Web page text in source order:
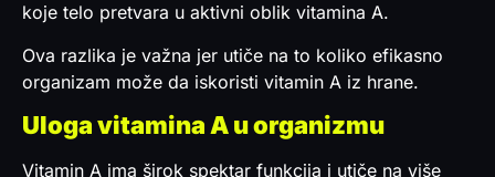
koje telo pretvara u aktivni oblik vitamina A.
Ova razlika je važna jer utiče na to koliko efikasno
organizam može da iskoristi vitamin A iz hrane.
Uloga vitamina A u organizmu
Vitamin A ima širok spektar funkcija i utiče na više